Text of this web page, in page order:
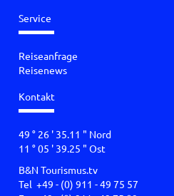
Service
Reiseanfrage
Reisenews
Kontakt
49 ° 26 ' 35.11 " Nord
11 ° 05 ' 39.25 " Ost
B&N Tourismus.tv
Tel +49 - (0) 911 - 49 75 57